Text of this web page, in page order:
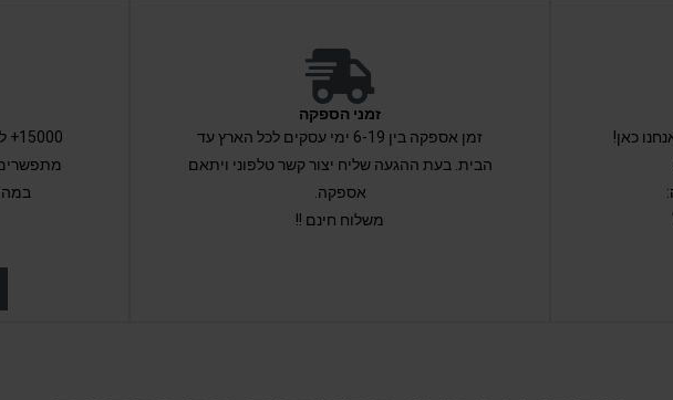
כאן!
זמני הספקה
זמן אספקה בין 6-19 ימי עסקים לכל הארץ עד
הבית. בעת ההגעה שליח יצור קשר טלפוני ויתאם
אספקה.
משלוח חינם !!